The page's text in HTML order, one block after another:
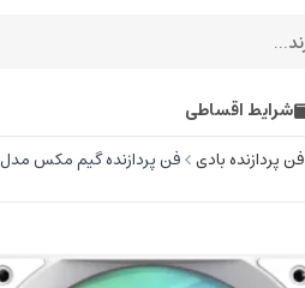
شرایط اقساطی
فن پردازنده بادی فن پردازنده گیم مکس مدل Sigma 550 Infinity White